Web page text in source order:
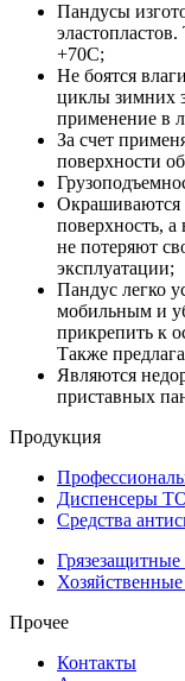
Пандусы
+70С;
Не боятся
циклы зимних
применение в
За счет
поверхности
Окрашиваются
поверхность, а
не потеряют
эксплуатации;
Пандус легко
мобильным и
прикрепить к
Также
Являются
приставных
Продукция
Диспенсеры
Cредства
Прочее
Контакты